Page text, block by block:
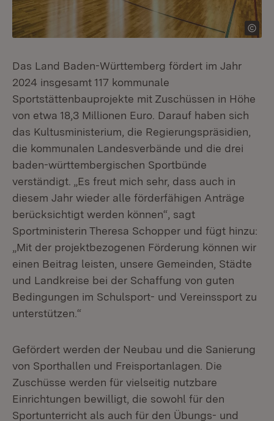
Das Land Baden-Württemberg fördert im Jahr
2024 insgesamt 117 kommunale
Sportstättenbauprojekte mit Zuschüssen in Höhe
von etwa 18,3 Millionen Euro. Darauf haben sich
das Kultusministerium, die Regierungspräsidien,
die kommunalen Landesverbände und die drei
baden-württembergischen Sportbünde
verständigt. „Es freut mich sehr, dass auch in
diesem Jahr wieder alle förderfähigen Anträge
berücksichtigt werden können“, sagt
Sportministerin Theresa Schopper und fügt hinzu:
„Mit der projektbezogenen Förderung können wir
einen Beitrag leisten, unsere Gemeinden, Städte
und Landkreise bei der Schaffung von guten
Bedingungen im Schulsport- und Vereinssport zu
unterstützen.“
Gefördert werden der Neubau und die Sanierung
von Sporthallen und Freisportanlagen. Die
Zuschüsse werden für vielseitig nutzbare
Einrichtungen bewilligt, die sowohl für den
Sportunterricht als auch für den Übungs- und